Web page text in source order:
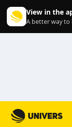
View in the
A better way to